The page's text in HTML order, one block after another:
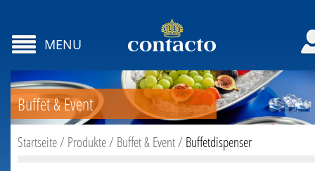
MENU
Buffet & Event
Startseite/ Produkte/ Buffet & Event/ Buffetdispenser